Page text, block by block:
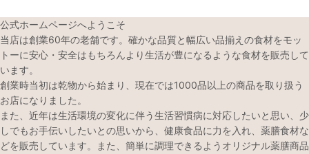
公式ホームページへようこそ
当店は創業60年の老舗です。確かな品質と幅広い品揃えの食材をモッ
トーに安心・安全はもちろんより生活が豊になるような食材を販売して
います。
創業時当初は乾物から始まり、現在では1000品以上の商品を取り扱う
お店になりました。
また、近年は生活環境の変化に伴う生活習慣病に対応したいと思い、少
しでもお手伝いしたいとの思いから、健康食品に力を入れ、薬膳食材な
どを販売しています。また、簡単に調理できるようオリジナル薬膳商品